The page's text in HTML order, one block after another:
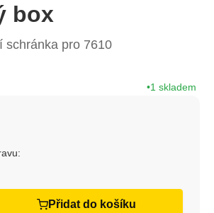
box
schránka pro 7610
1 skladem
Přidat do košíku